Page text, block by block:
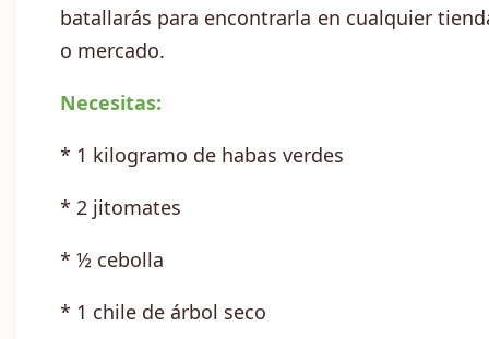
batallarás para encontrarla en cualquier
o mercado.
Necesitas:
* 1 kilogramo de habas verdes
* 2 jitomates
* ½ cebolla
* 1 chile de árbol seco